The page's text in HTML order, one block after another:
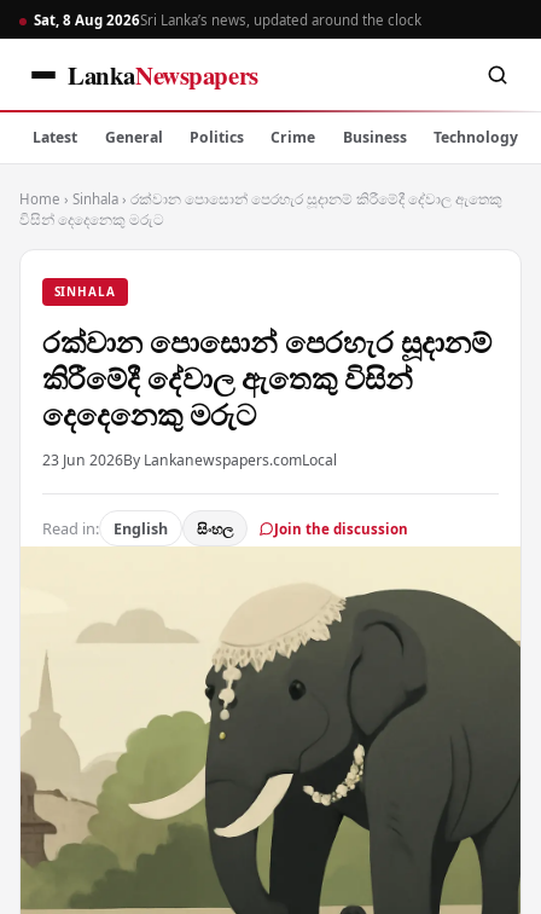
Sat, 8 Aug 2026Sri Lanka’s news, updated around the clock
LankaNewspapers
Latest General Politics Crime Business Technology
Home › Sinhala › රක්වාන පොසොන් පෙරහැර සූදානම් කිරීමේදී දේවාල ඇතෙකු
විසින් දෙදෙනෙකු මරුට
SINHALA
රක්වාන පොසොන් පෙරහැර සූදානම්
කිරීමේදී දේවාල ඇතෙකු විසින්
දෙදෙනෙකු මරුට
23 Jun 2026By Lankanewspapers.comLocal
Read in: English සිංහල Join the discussion